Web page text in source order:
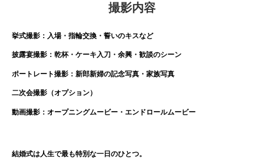
撮影内容
挙式撮影：入場・指輪交換・誓いのキスなど
披露宴撮影：乾杯・ケーキ入刀・余興・歓談のシーン
ポートレート撮影：新郎新婦の記念写真・家族写真
二次会撮影（オプション）
動画撮影：オープニングムービー・エンドロールムービー
結婚式は人生で最も特別な一日のひとつ。